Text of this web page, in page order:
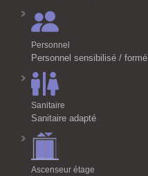
Personnel
Personnel sensibilisé / formé
Sanitaire
Sanitaire adapté
Ascenseur étage